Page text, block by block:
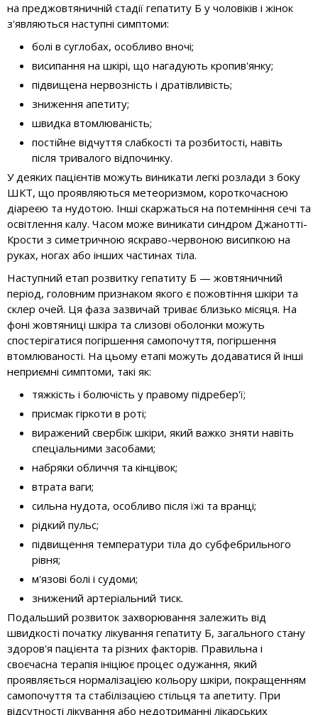
на преджовтяничній стадії гепатиту Б у чоловіків і жінок
з'являються наступні симптоми:
болі в суглобах, особливо вночі;
висипання на шкірі, що нагадують кропив'янку;
підвищена нервозність і дратівливість;
зниження апетиту;
швидка втомлюваність;
постійне відчуття слабкості та розбитості, навіть
після тривалого відпочинку.
У деяких пацієнтів можуть виникати легкі розлади з боку
ШКТ, що проявляються метеоризмом, короткочасною
діареєю та нудотою. Інші скаржаться на потемніння сечі та
освітлення калу. Часом може виникати синдром Джанотті-
Крости з симетричною яскраво-червоною висипкою на
руках, ногах або інших частинах тіла.
Наступний етап розвитку гепатиту Б — жовтяничний
період, головним признаком якого є пожовтіння шкіри та
склер очей. Ця фаза зазвичай триває близько місяця. На
фоні жовтяниці шкіра та слизові оболонки можуть
спостерігатися погіршення самопочуття, погіршення
втомлюваності. На цьому етапі можуть додаватися й інші
неприємні симптоми, такі як:
тяжкість і болючість у правому підребер'ї;
присмак гіркоти в роті;
виражений свербіж шкіри, який важко зняти навіть
спеціальними засобами;
набряки обличчя та кінцівок;
втрата ваги;
сильна нудота, особливо після їжі та вранці;
рідкий пульс;
підвищення температури тіла до субфебрильного
рівня;
м'язові болі і судоми;
знижений артеріальний тиск.
Подальший розвиток захворювання залежить від
швидкості початку лікування гепатиту Б, загального стану
здоров'я пацієнта та різних факторів. Правильна і
своєчасна терапія ініціює процес одужання, який
проявляється нормалізацією кольору шкіри, покращенням
самопочуття та стабілізацією стільця та апетиту. При
відсутності лікування або недотриманні лікарських